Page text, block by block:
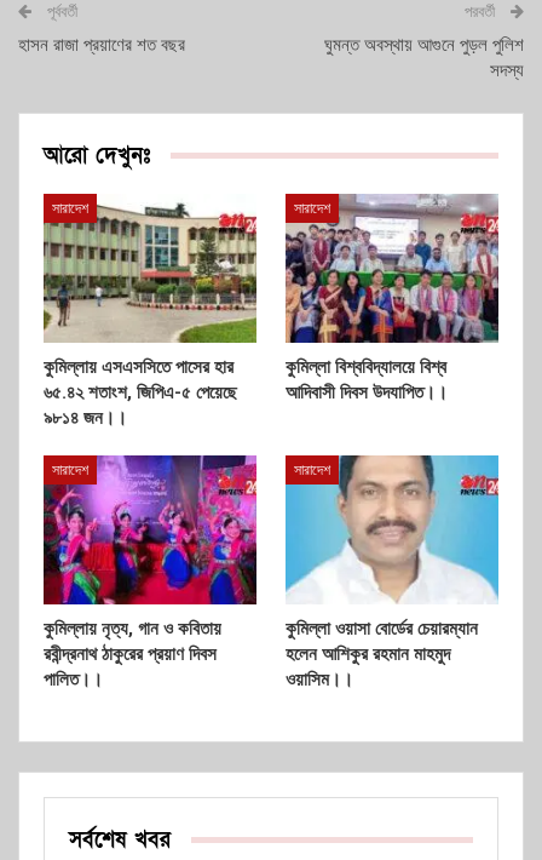
পূর্ববর্তী
হাসন রাজা প্রয়াণের শত বছর
পরবর্তী
ঘুমন্ত অবস্থায় আগুনে পুড়ল পুলিশ
সদস্য
আরো দেখুনঃ
সারাদেশ
কুমিল্লায় এসএসসিতে পাসের হার
৬৫.৪২ শতাংশ, জিপিএ-৫ পেয়েছে
৯৮১৪ জন।।
সারাদেশ
কুমিল্লা বিশ্ববিদ্যালয়ে বিশ্ব
আদিবাসী দিবস উদযাপিত।।
সারাদেশ
কুমিল্লায় নৃত্য, গান ও কবিতায়
রবীন্দ্রনাথ ঠাকুরের প্রয়াণ দিবস
পালিত।।
সারাদেশ
কুমিল্লা ওয়াসা বোর্ডের চেয়ারম্যান
হলেন আশিকুর রহমান মাহমুদ
ওয়াসিম।।
সর্বশেষ খবর